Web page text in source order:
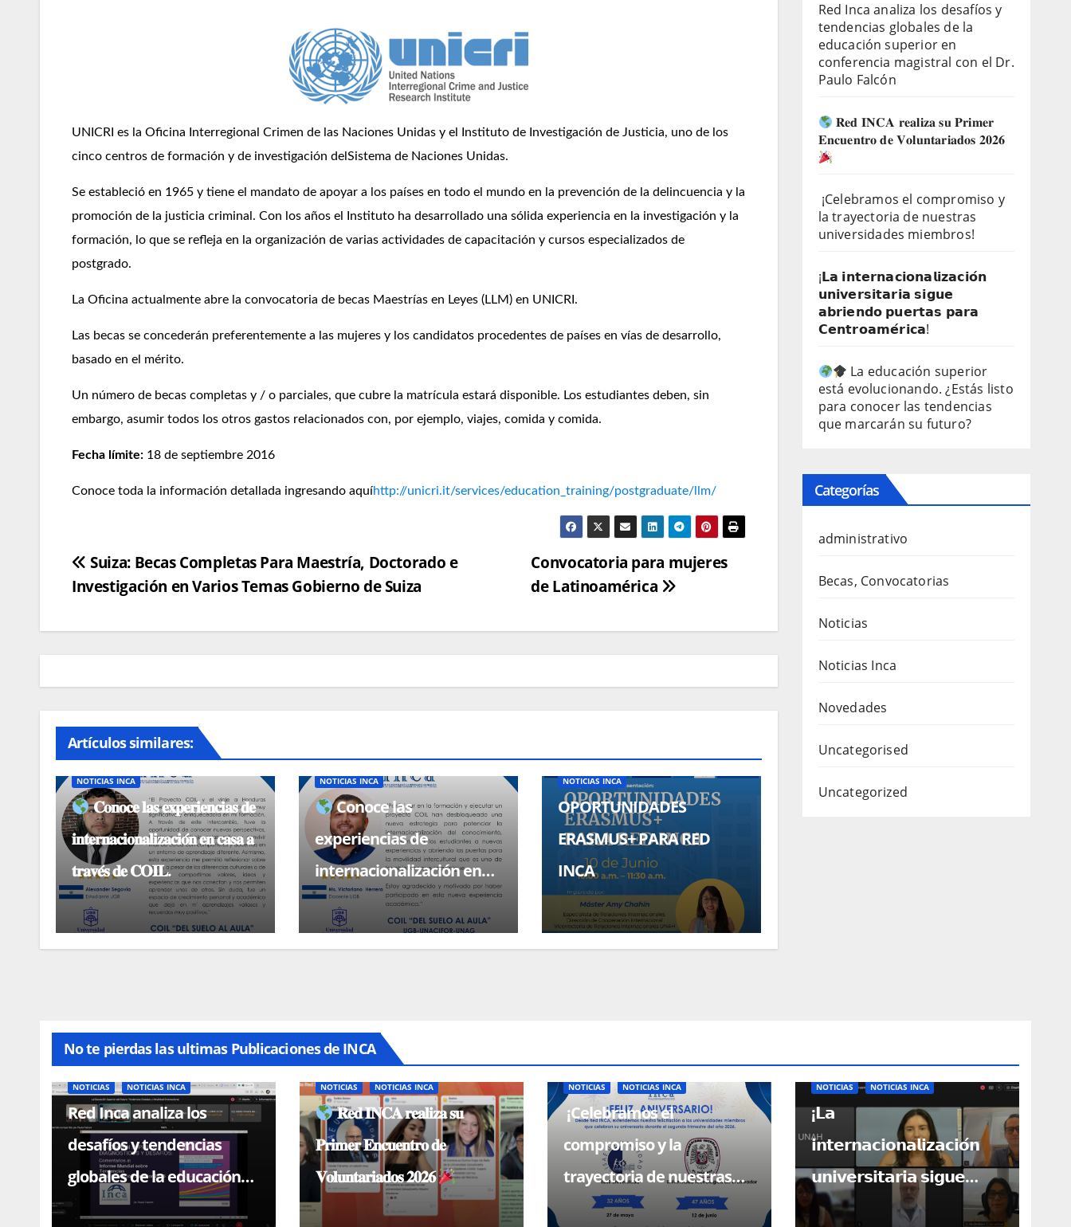
UNICRI es la Oficina Interregional Crimen de las Naciones Unidas y el Instituto de Investigación de Justicia, uno de los
cinco centros de formación y de investigación del Sistema de Naciones Unidas.
Se estableció en 1965 y tiene el mandato de apoyar a los países en todo el mundo en la prevención de la delincuencia y la
promoción de la justicia criminal. Con los años el Instituto ha desarrollado una sólida experiencia en la investigación y la
formación, lo que se refleja en la organización de varias actividades de capacitación y cursos especializados de
postgrado.
La Oficina actualmente abre la convocatoria de becas Maestrías en Leyes (LLM) en UNICRI.
Las becas se concederán preferentemente a las mujeres y los candidatos procedentes de países en vías de desarrollo,
basado en el mérito.
Un número de becas completas y / o parciales, que cubre la matrícula estará disponible. Los estudiantes deben, sin
embargo, asumir todos los otros gastos relacionados con, por ejemplo, viajes, comida y comida.
Fecha límite: 18 de septiembre 2016
Conoce toda la información detallada ingresando aquíhttp://unicri.it/services/education_training/postgraduate/llm/
Navegación
de
entradas
Convocatoria para mujeres
de Latinoamérica
Suiza: Becas Completas Para Maestría, Doctorado e
Investigación en Varios Temas Gobierno de Suiza
Artículos similares:
NOTICIAS
NOTICIAS INCA
𝐂𝐨𝐧𝐨𝐜𝐞 𝐥𝐚𝐬 𝐞𝐱𝐩𝐞𝐫𝐢𝐞𝐧𝐜𝐢𝐚𝐬 𝐝𝐞
𝐢𝐧𝐭𝐞𝐫𝐧𝐚𝐜𝐢𝐨𝐧𝐚𝐥𝐢𝐳𝐚𝐜𝐢𝐨́𝐧 𝐞𝐧 𝐜𝐚𝐬𝐚 𝐚
𝐭𝐫𝐚𝐯𝐞́𝐬 𝐝𝐞 𝐂𝐎𝐈𝐋.
BECAS, CONVOCATORIAS NOTICIAS
NOTICIAS INCA
Conoce las
experiencias de
internacionalización en
casa a través de COIL.
BECAS, CONVOCATORIAS NOTICIAS
NOTICIAS INCA
OPORTUNIDADES
ERASMUS+ PARA RED
INCA
Red Inca analiza los desafíos y
tendencias globales de la
educación superior en
conferencia magistral con el Dr.
Paulo Falcón
𝐑𝐞𝐝 𝐈𝐍𝐂𝐀 𝐫𝐞𝐚𝐥𝐢𝐳𝐚 𝐬𝐮 𝐏𝐫𝐢𝐦𝐞𝐫
𝐄𝐧𝐜𝐮𝐞𝐧𝐭𝐫𝐨 𝐝𝐞 𝐕𝐨𝐥𝐮𝐧𝐭𝐚𝐫𝐢𝐚𝐝𝐨𝐬 𝟐𝟎𝟐𝟔
¡Celebramos el compromiso y
la trayectoria de nuestras
universidades miembros!
¡𝗟𝗮 𝗶𝗻𝘁𝗲𝗿𝗻𝗮𝗰𝗶𝗼𝗻𝗮𝗹𝗶𝘇𝗮𝗰𝗶𝗼́𝗻
𝘂𝗻𝗶𝘃𝗲𝗿𝘀𝗶𝘁𝗮𝗿𝗶𝗮 𝘀𝗶𝗴𝘂𝗲
𝗮𝗯𝗿𝗶𝗲𝗻𝗱𝗼 𝗽𝘂𝗲𝗿𝘁𝗮𝘀 𝗽𝗮𝗿𝗮
𝗖𝗲𝗻𝘁𝗿𝗼𝗮𝗺𝗲́𝗿𝗶𝗰𝗮!
La educación superior
está evolucionando. ¿Estás listo
para conocer las tendencias
que marcarán su futuro?
Categorías
administrativo
Becas, Convocatorias
Noticias
Noticias Inca
Novedades
Uncategorised
Uncategorized
No te pierdas las ultimas Publicaciones de INCA
NOTICIAS NOTICIAS INCA
Red Inca analiza los
desafíos y tendencias
globales de la educación
superior en conferencia
NOTICIAS NOTICIAS INCA
𝐑𝐞𝐝 𝐈𝐍𝐂𝐀 𝐫𝐞𝐚𝐥𝐢𝐳𝐚 𝐬𝐮
𝐏𝐫𝐢𝐦𝐞𝐫 𝐄𝐧𝐜𝐮𝐞𝐧𝐭𝐫𝐨 𝐝𝐞
𝐕𝐨𝐥𝐮𝐧𝐭𝐚𝐫𝐢𝐚𝐝𝐨𝐬 𝟐𝟎𝟐𝟔
NOTICIAS NOTICIAS INCA
¡Celebramos el
compromiso y la
trayectoria de nuestras
universidades miembros!
NOTICIAS NOTICIAS INCA
¡𝗟𝗮
𝗶𝗻𝘁𝗲𝗿𝗻𝗮𝗰𝗶𝗼𝗻𝗮𝗹𝗶𝘇𝗮𝗰𝗶𝗼́𝗻
𝘂𝗻𝗶𝘃𝗲𝗿𝘀𝗶𝘁𝗮𝗿𝗶𝗮 𝘀𝗶𝗴𝘂𝗲
𝗮𝗯𝗿𝗶𝗲𝗻𝗱𝗼 𝗽𝘂𝗲𝗿𝘁𝗮𝘀 𝗽𝗮𝗿𝗮